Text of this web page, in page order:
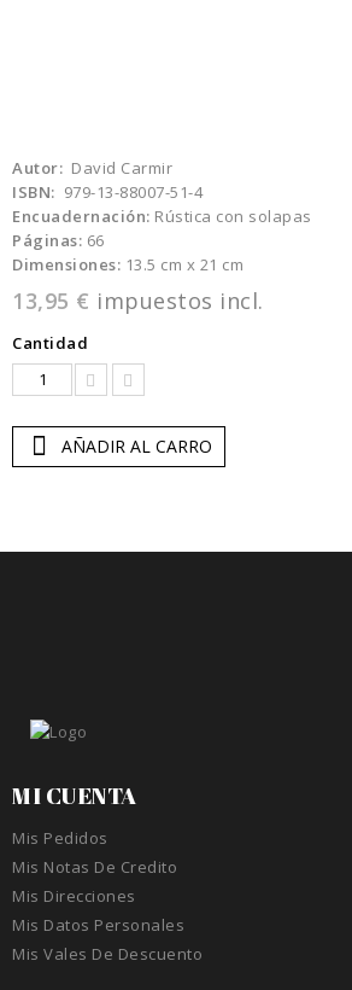
Autor: David Carmir
ISBN: 979-13-88007-51-4
Encuadernación: Rústica con solapas
Páginas: 66
Dimensiones: 13.5 cm x 21 cm
13,95 € impuestos incl.
Cantidad
AÑADIR AL CARRO
MI CUENTA
Mis Pedidos
Mis Notas De Credito
Mis Direcciones
Mis Datos Personales
Mis Vales De Descuento